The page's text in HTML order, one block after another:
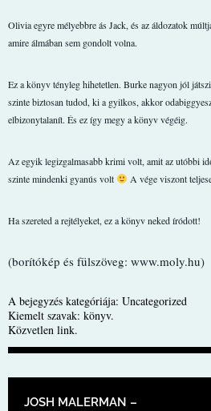
Olivia egyre mélyebbre ás Jack, és az áldozatok
amire álmában sem gondolt volna.
Ez a könyv tényleg hihetetlen. Burke nagyon jól
szinte biztosan tudod, ki a gyilkos, akkor
elbizonytalanít. És ez így megy a könyv végéig.
Az egyik legizgalmasabb krimi volt, amit az utóbbi
szinte mindenki gyanús volt
A vége viszont
Ha szereted a rejtélyeket, ez a könyv neked íródott!
(borítókép és fülszöveg: www.moly.hu)
A bejegyzés kategóriája: Uncategorized
Kiemelt szavak: könyv.
Közvetlen link.
BEJEGYZÉS
JOSH MALERMAN –